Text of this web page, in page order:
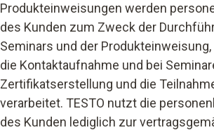
Produkteinweisungen werden
des Kunden zum Zweck der
Seminars und der
die Kontaktaufnahme und bei
Zertifikatserstellung und die
verarbeitet. TESTO nutzt die
des Kunden lediglich zur